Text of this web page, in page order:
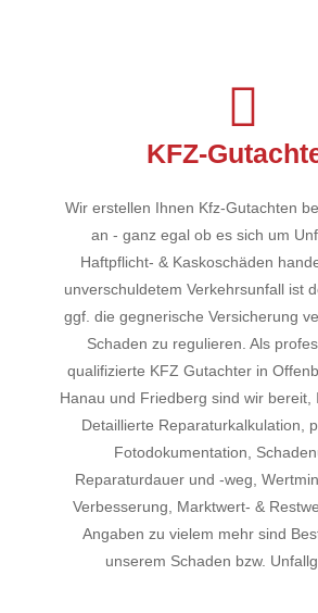
KFZ-
Wir erstellen Ihnen Kfz-Gutachten
an - ganz egal ob es sich um
Haftpflicht- & Kaskoschäden
unverschuldetem Verkehrsunfall ist
ggf. die gegnerische Versicherung
Schaden zu regulieren. Als
qualifizierte KFZ Gutachter in
Hanau und Friedberg sind wir bereit,
Detaillierte Reparaturkalkulation,
Fotodokumentation,
Reparaturdauer und -weg,
Verbesserung, Marktwert- &
Angaben zu vielem mehr sind
unserem Schaden bzw.